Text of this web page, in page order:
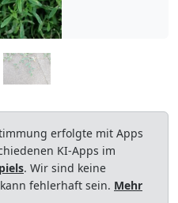
erfolgte mit Apps
KI-Apps im
. Wir sind keine
fehlerhaft sein. Mehr